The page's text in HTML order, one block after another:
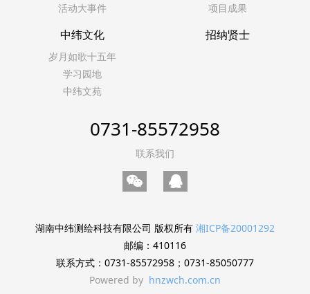
活动大事件
项目成果
中纬文化
岁月如歌十五年
学习园地
中纬文苑
招纳贤士
0731-85572958
联系我们
湖南中纬测绘科技有限公司 版权所有 湘ICP备20001292
邮编：410116
联系方式：0731-85572958；0731-85050777
Powered by hnzwch.com.cn